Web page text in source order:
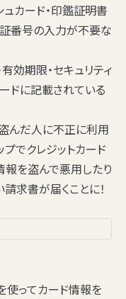
ュカード・印鑑証明書
番号の入力が不要な
効期限・セキュリティ
ドに記載されている
盗んだ人に不正に利用
でクレジットカード
を盗んで悪用したり
求書が届くことに！
使ってカード情報を